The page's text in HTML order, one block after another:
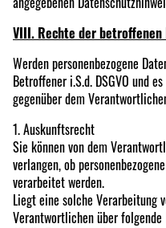
VIII. Rechte der betroffenen
Werden personenbezogene
Betroffener i.S.d. DSGVO und
gegenüber dem
1. Auskunftsrecht
Sie können von dem
verlangen, ob
verarbeitet werden.
Liegt eine solche Verarbeitung
Verantwortlichen über